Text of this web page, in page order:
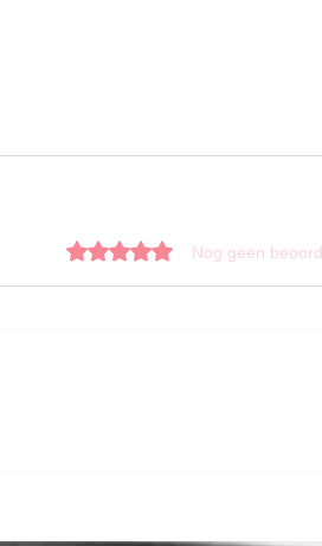
Beoordeeld met 0 uit 5 sterren.
Nog geen